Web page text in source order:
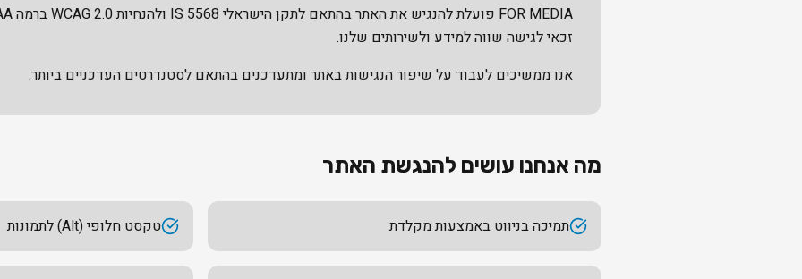
זכאי לגישה שווה למידע ולשירותים שלנו.
אנו ממשיכים לעבוד על שיפור הנגישות באתר ומתעדכנים בהתאם לסטנדרטים העדכניים ביותר.
מה אנחנו עושים להנגשת האתר
תמיכה בניווט באמצעות מקלדת טקסט חלופי (Alt) לתמונות